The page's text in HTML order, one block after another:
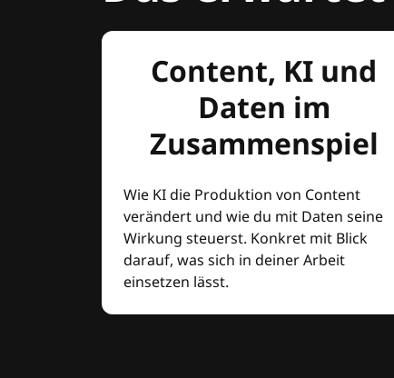
Content, KI und
Daten im
Zusammenspiel
Wie KI die Produktion von Content
verändert und wie du mit Daten seine
Wirkung steuerst. Konkret mit Blick
darauf, was sich in deiner Arbeit
einsetzen lässt.